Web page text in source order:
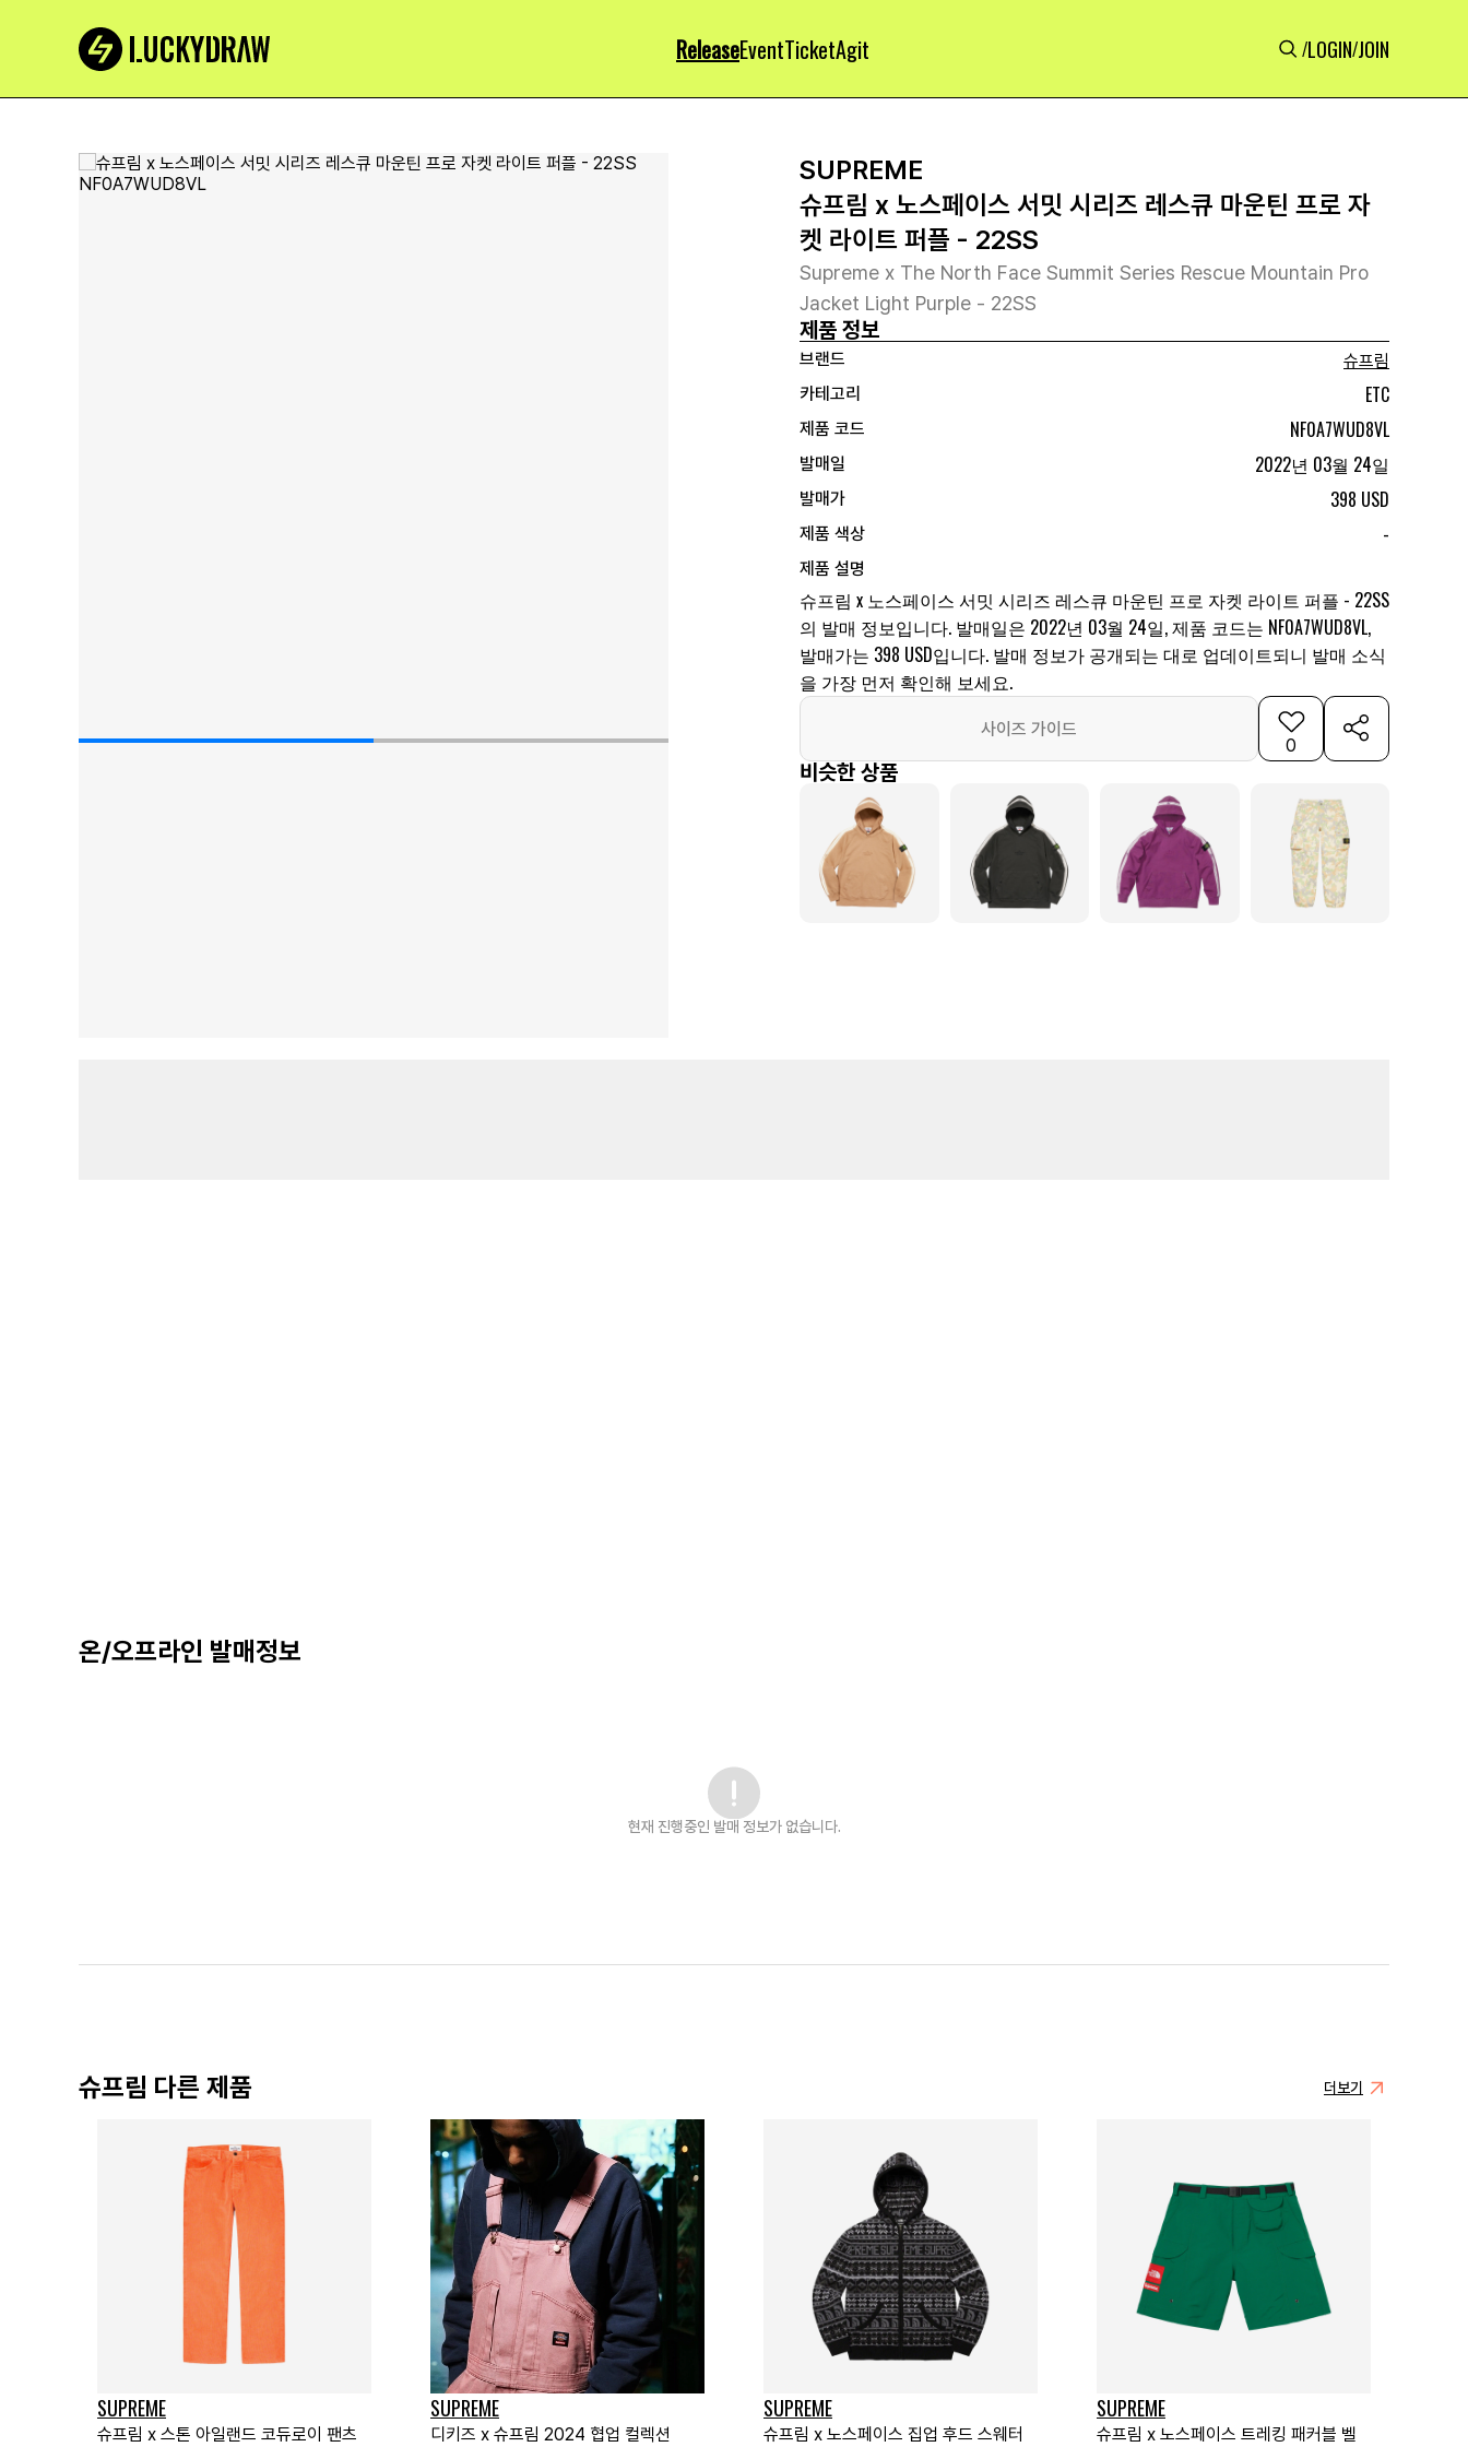
ReleaseEventTicketAgit /LOGIN/JOIN
SUPREME
슈프림 x 노스페이스 서밋 시리즈 레스큐 마운틴 프로 자
켓 라이트 퍼플 - 22SS
Supreme x The North Face Summit Series Rescue Mountain Pro
Jacket Light Purple - 22SS
제품 정보
브랜드
슈프림
카테고리
ETC
제품 코드 NF0A7WUD8VL
발매일 2022년 03월 24일
발매가 398 USD
제품 색상 -
제품 설명
슈프림 x 노스페이스 서밋 시리즈 레스큐 마운틴 프로 자켓 라이트 퍼플 - 22SS
의 발매 정보입니다. 발매일은 2022년 03월 24일, 제품 코드는 NF0A7WUD8VL,
발매가는 398 USD입니다. 발매 정보가 공개되는 대로 업데이트되니 발매 소식
을 가장 먼저 확인해 보세요.
사이즈 가이드
0
비슷한 상품
온/오프라인 발매정보
현재 진행중인 발매 정보가 없습니다.
슈프림 다른 제품 더보기
SUPREME
슈프림 x 스톤 아일랜드 코듀로이 팬츠
SUPREME
디키즈 x 슈프림 2024 협업 컬렉션
SUPREME
슈프림 x 노스페이스 집업 후드 스웨터
SUPREME
슈프림 x 노스페이스 트레킹 패커블 벨